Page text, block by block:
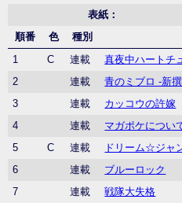
表紙：
順番
色 種別
1
C 連載 真夜中ハートチ
2
連載 青のミブロ -新
3
連載 カッコウの許嫁
4
連載 マガポケについ
5
C 連載 ドリーム☆ジャ
6
連載 ブルーロック
7
連載 戦隊大失格